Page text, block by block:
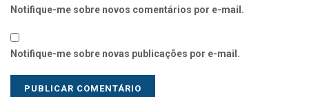
Notifique-me sobre novos comentários por e-mail.
Notifique-me sobre novas publicações por e-mail.